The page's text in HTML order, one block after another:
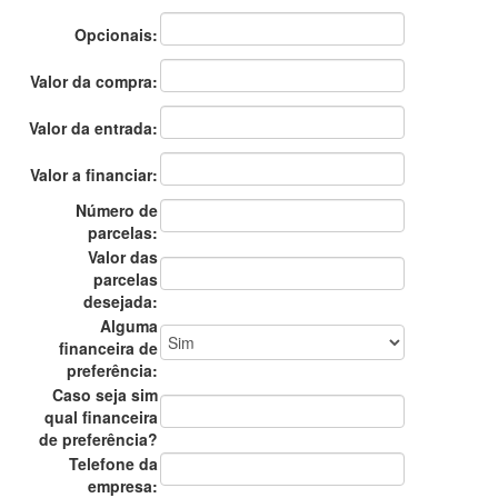
Opcionais:
Valor da compra:
Valor da entrada:
Valor a financiar:
Número de
parcelas:
Valor das
parcelas
desejada:
Alguma
financeira de
preferência:
Caso seja sim
qual financeira
de preferência?
Telefone da
empresa: